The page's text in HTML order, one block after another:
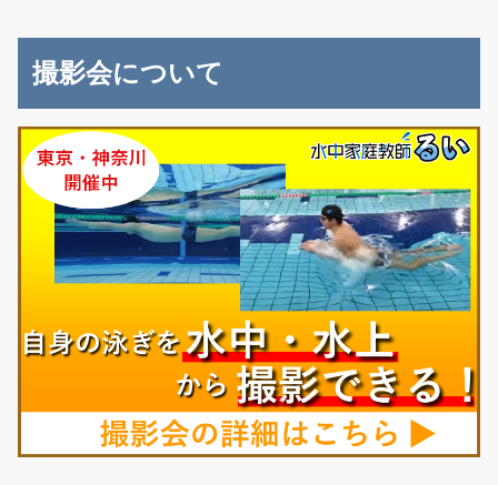
撮影会について